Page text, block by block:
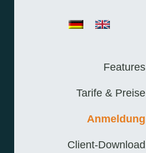
Features
Tarife & Preise
Anmeldung
Client-Download